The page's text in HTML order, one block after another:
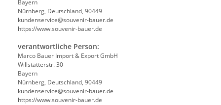
Bayern
Nürnberg, Deutschland, 90449
kundenservice@souvenir-bauer.de
https://www.souvenir-bauer.de
verantwortliche Person:
Marco Bauer Import & Export GmbH
Willstätterstr. 30
Bayern
Nürnberg, Deutschland, 90449
kundenservice@souvenir-bauer.de
https://www.souvenir-bauer.de